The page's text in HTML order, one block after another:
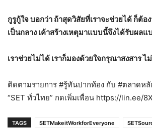
กูรูกู้ใจ บอกว่า ถ้าสุดวิสัยที่เราจะช่วยได้ ก็ต้อง
เป็นกลาง เค้าสร้างเหตุมาแบบนี้จึงได้รับผลแ
เราช่วยไม่ได้ เราก็มองด้วยใจกรุณาสงสาร
ติดตามรายการ #รู้ทันปากท้อง กับ #ตลาดห
“SET ทั่วไทย” กดเพิ่มเพื่อน https://lin.ee/
TAGS SETMakeitWorkforEveryone